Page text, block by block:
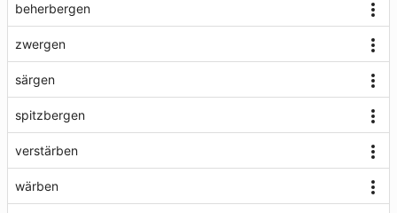
beherbergen
zwergen
särgen
spitzbergen
verstärben
wärben